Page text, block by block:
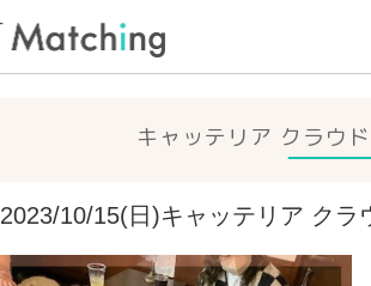
キャッテリア クラウ
2023/10/15(日)キャッテリア クラ